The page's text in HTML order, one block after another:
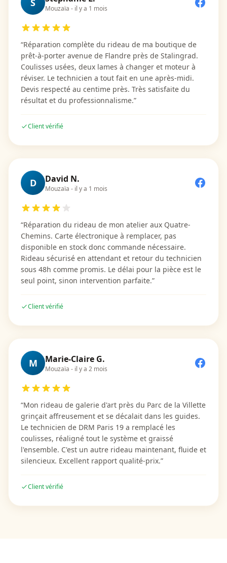
S Mouzaïa - il y a 1 mois
“Réparation complète du rideau de ma boutique de
prêt-à-porter avenue de Flandre près de Stalingrad.
Coulisses usées, deux lames à changer et moteur à
réviser. Le technicien a tout fait en une après-midi.
Devis respecté au centime près. Très satisfaite du
résultat et du professionnalisme.”
Client vérifié
D David N.
Mouzaïa - il y a 1 mois
“Réparation du rideau de mon atelier aux Quatre-
Chemins. Carte électronique à remplacer, pas
disponible en stock donc commande nécessaire.
Rideau sécurisé en attendant et retour du technicien
sous 48h comme promis. Le délai pour la pièce est le
seul point, sinon intervention parfaite.”
Client vérifié
M Marie-Claire G.
Mouzaïa - il y a 2 mois
“Mon rideau de galerie d'art près du Parc de la Villette
grinçait affreusement et se décalait dans les guides.
Le technicien de DRM Paris 19 a remplacé les
coulisses, réaligné tout le système et graissé
l'ensemble. C'est un autre rideau maintenant, fluide et
silencieux. Excellent rapport qualité-prix.”
Client vérifié